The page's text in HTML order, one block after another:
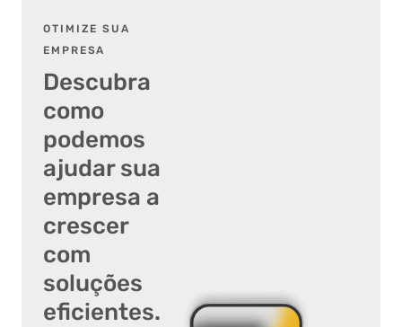
OTIMIZE SUA
EMPRESA
Descubra
como
podemos
ajudar sua
empresa a
crescer
com
soluções
eficientes.